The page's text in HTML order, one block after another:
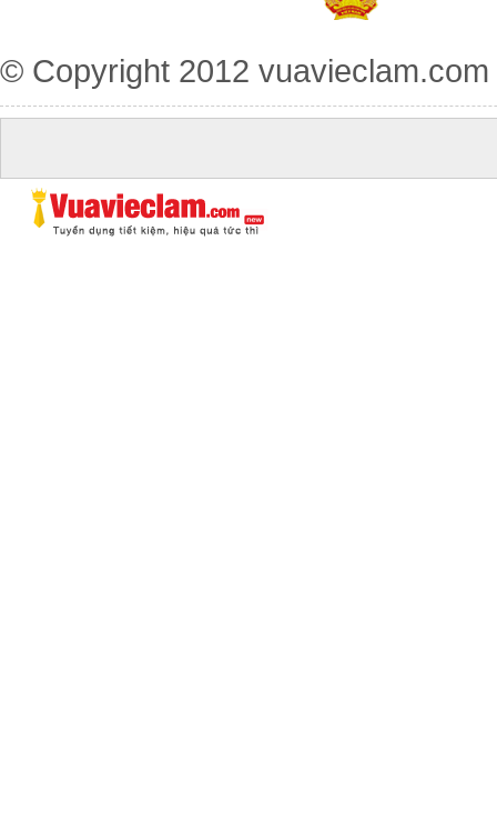
© Copyright 2012 vuavieclam.com